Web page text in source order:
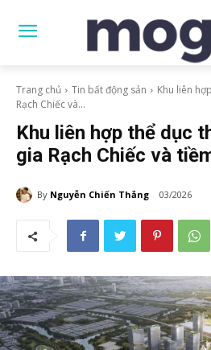
Trang chủ Tin bất động sản
Khu liên
Rạch Chiếc và...
Khu liên hợp thể dục
gia Rạch Chiếc và
By Nguyễn Chiến Thắng 03/2026